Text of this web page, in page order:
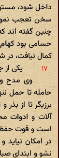
داخل شود،
سخن تعجب
چنین گفته اند
حسامی بود
کمال نیافت،
یکی از
وی مدح و
حامله تا حمل
برزیگر تا از
آلات و ادوات
است و قوت حفظ
در امکان
نشو و ابتدای